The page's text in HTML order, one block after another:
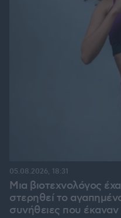
Μια βιοτεχνολόγος
στερηθεί το
συνήθειες που
05.08.2026, 18:31